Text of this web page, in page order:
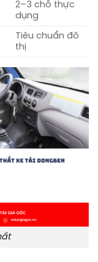
2–3 chỗ thực
dụng
Tiêu chuẩn đô
thị